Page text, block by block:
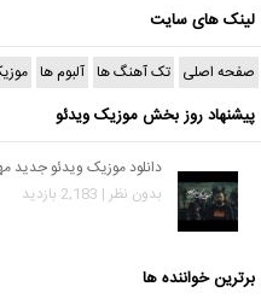
لینک های سایت
صفحه اصلی تک آهنگ ها آلبوم ها
پیشنهاد روز بخش موزیک ویدئو
دانلود موزیک ویدئو جدید
بدون نظر | 2,183 بازدید
برترین خواننده ها